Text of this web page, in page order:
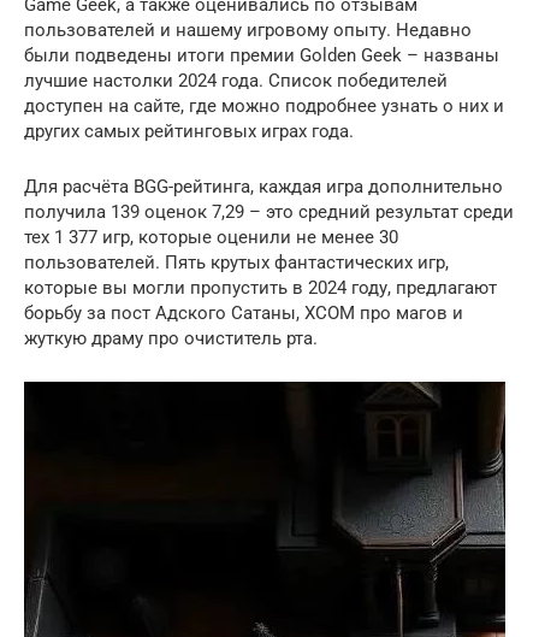
Game Geek, а также оценивались по отзывам
пользователей и нашему игровому опыту. Недавно
были подведены итоги премии Golden Geek – названы
лучшие настолки 2024 года. Список победителей
доступен на сайте, где можно подробнее узнать о них и
других самых рейтинговых играх года.
Для расчёта BGG-рейтинга, каждая игра дополнительно
получила 139 оценок 7,29 – это средний результат среди
тех 1 377 игр, которые оценили не менее 30
пользователей. Пять крутых фантастических игр,
которые вы могли пропустить в 2024 году, предлагают
борьбу за пост Адского Сатаны, XCOM про магов и
жуткую драму про очиститель рта.